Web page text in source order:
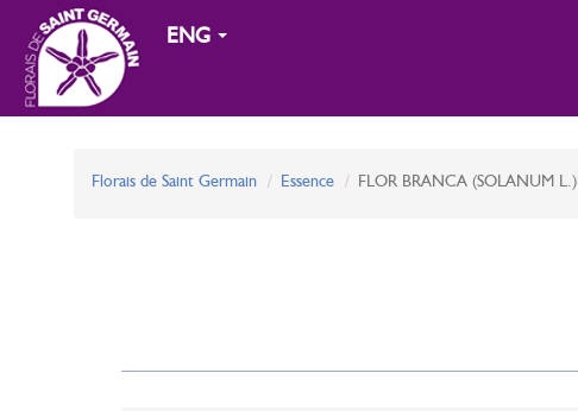
ENG
Florais de Saint Germain Essence FLOR BRANCA (SOLANUM L.)